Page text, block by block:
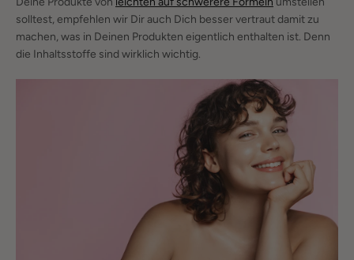
solltest, empfehlen wir Dir auch Dich besser vertraut damit zu
machen, was in Deinen Produkten eigentlich enthalten ist. Denn
die Inhaltsstoffe sind wirklich wichtig.